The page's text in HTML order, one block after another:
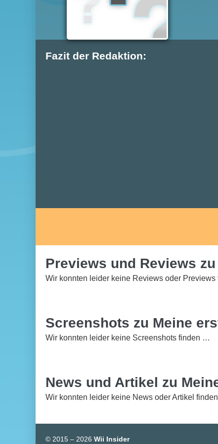
Fazit der Redaktion:
Previews und Reviews
Wir konnten leider keine Reviews oder Previews
Screenshots zu Meine
Wir konnten leider keine Screenshots finden …
News und Artikel zu
Wir konnten leider keine News oder Artikel
© 2015 – 2026 Wii Insider